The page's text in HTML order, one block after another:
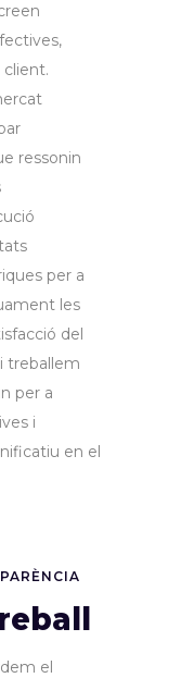
client.
ressonin
per a
les
del
treballem
per a
i
en el
el